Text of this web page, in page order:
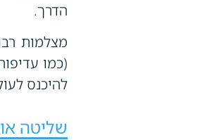
הדרך.
מצלמות
(כמו
להיכנס
שליטה